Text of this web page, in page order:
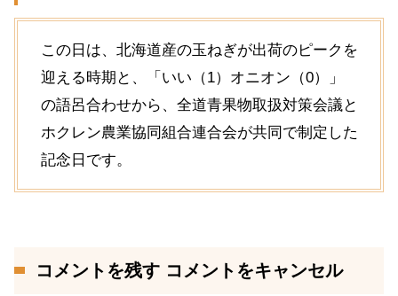
この日は、北海道産の玉ねぎが出荷のピークを
迎える時期と、「いい（1）オニオン（0）」
の語呂合わせから、全道青果物取扱対策会議と
ホクレン農業協同組合連合会が共同で制定した
記念日です。
コメントを残す コメントをキャンセル